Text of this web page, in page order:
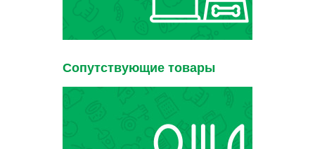
Сопутствующие товары